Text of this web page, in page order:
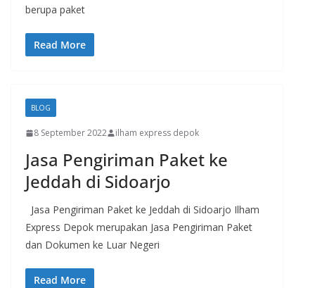
berupa paket
Read More
BLOG
8 September 2022 ilham express depok
Jasa Pengiriman Paket ke
Jeddah di Sidoarjo
Jasa Pengiriman Paket ke Jeddah di Sidoarjo Ilham
Express Depok merupakan Jasa Pengiriman Paket
dan Dokumen ke Luar Negeri
Read More